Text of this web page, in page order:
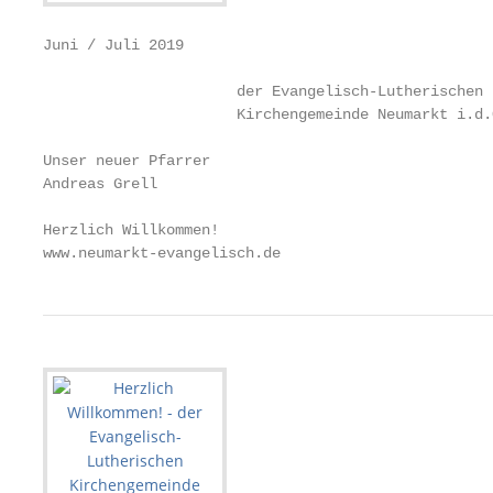
Juni / Juli 2019
                      der Evangelisch-Lutherischen
Kirchengemeinde Neumarkt
Unser neuer Pfarrer
Andreas Grell
Herzlich Willkommen!
www.neumarkt-evangelisch.de